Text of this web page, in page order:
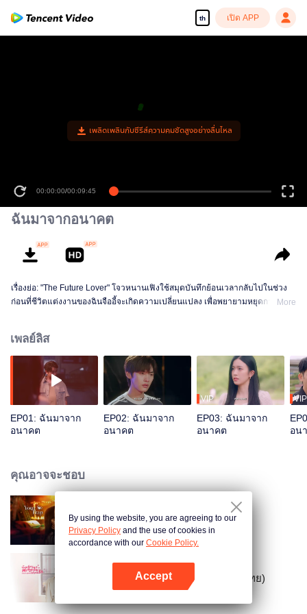
th เปิด APP
ฉันมาจากอนาคต
เรื่องย่อ: "The Future Lover" โจวหนานเฟิงใช้สมุดบันทึกย้อนเวลากลับไปในช่วง
ก่อนที่ชีวิตแต่งงานของฉินจืออี้จะเกิดความเปลี่ยนแปลง เพื่อพยายามหยุดการล้าง
More
เพลย์ลิส
EP01: ฉันมาจาก
อนาคต
EP02: ฉันมาจาก
อนาคต
VIP
EP03: ฉันมาจาก
อนาคต
VIP
อน
คุณอาจจะชอบ
กับดักรักลวงใจ
บังเอิญสะดุดใจได้เจอรัก (พากย์ไทย)
By using the website, you are agreeing to our
Privacy Policy and the use of cookies in
accordance with our Cookie Policy.
Accept